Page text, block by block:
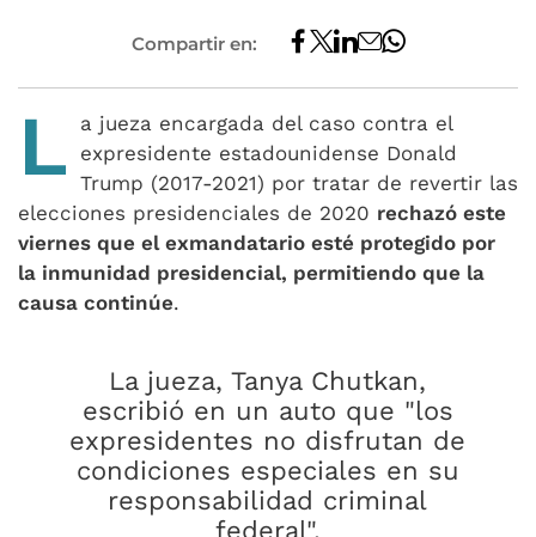
Compartir en:
L
a jueza encargada del caso contra el
expresidente estadounidense Donald
Trump (2017-2021) por tratar de revertir las
elecciones presidenciales de 2020 rechazó este
viernes que el exmandatario esté protegido por
la inmunidad presidencial, permitiendo que la
causa continúe.
La jueza, Tanya Chutkan,
escribió en un auto que "los
expresidentes no disfrutan de
condiciones especiales en su
responsabilidad criminal
federal".